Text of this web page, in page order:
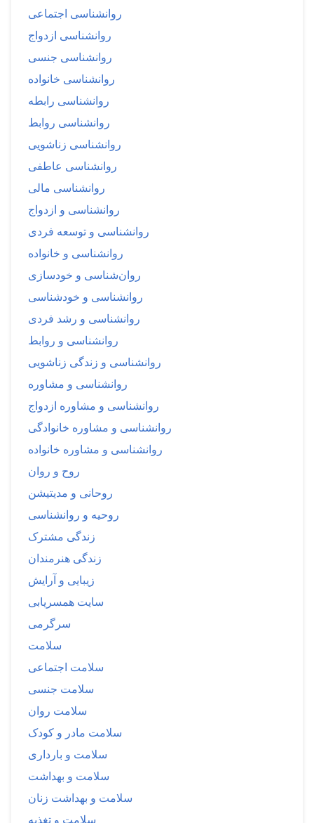
روانشناسی اجتماعی
روانشناسی ازدواج
روانشناسی جنسی
روانشناسی خانواده
روانشناسی رابطه
روانشناسی روابط
روانشناسی زناشویی
روانشناسی عاطفی
روانشناسی مالی
روانشناسی و ازدواج
روانشناسی و توسعه فردی
روانشناسی و خانواده
روان‌شناسی و خودسازی
روانشناسی و خودشناسی
روانشناسی و رشد فردی
روانشناسی و روابط
روانشناسی و زندگی زناشویی
روانشناسی و مشاوره
روانشناسی و مشاوره ازدواج
روانشناسی و مشاوره خانوادگی
روانشناسی و مشاوره خانواده
روح و روان
روحانی و مدیتیشن
روحیه و روانشناسی
زندگی مشترک
زندگی هنرمندان
زیبایی و آرایش
سایت همسریابی
سرگرمی
سلامت
سلامت اجتماعی
سلامت جنسی
سلامت روان
سلامت مادر و کودک
سلامت و بارداری
سلامت و بهداشت
سلامت و بهداشت زنان
سلامت و تغذیه